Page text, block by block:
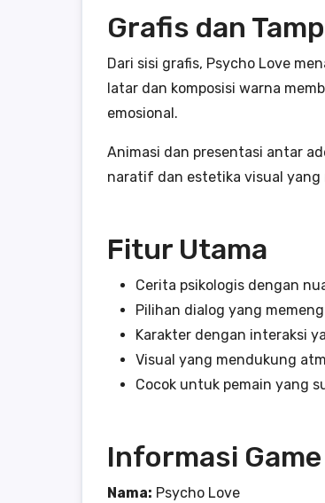
Grafis dan
Dari sisi grafis, Psycho Love
latar dan komposisi warna
emosional.
Animasi dan presentasi antar
naratif dan estetika visual yang
Fitur Utama
Cerita psikologis dengan
Pilihan dialog yang
Karakter dengan interaksi
Visual yang mendukung
Cocok untuk pemain yang
Informasi Game
Nama: Psycho Love